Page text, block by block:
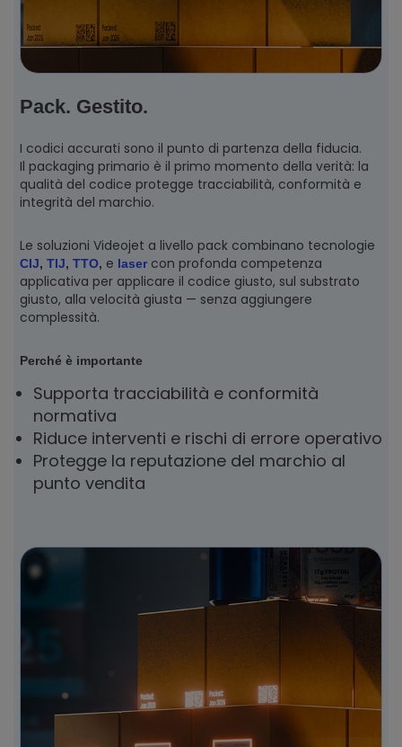
Pack. Gestito.
I codici accurati sono il punto di partenza della fiducia.
Il packaging primario è il primo momento della verità: la
qualità del codice protegge tracciabilità, conformità e
integrità del marchio.
Le soluzioni Videojet a livello pack combinano tecnologie
CIJ, TIJ, TTO, e laser con profonda competenza
applicativa per applicare il codice giusto, sul substrato
giusto, alla velocità giusta — senza aggiungere
complessità.
Perché è importante
Supporta tracciabilità e conformità
normativa
Riduce interventi e rischi di errore operativo
Protegge la reputazione del marchio al
punto vendita